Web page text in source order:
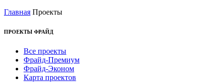
Главная Проекты
ПРОЕКТЫ ФРАЙД
Все проекты
Фрайд-Премиум
Фрайд-Эконом
Карта проектов